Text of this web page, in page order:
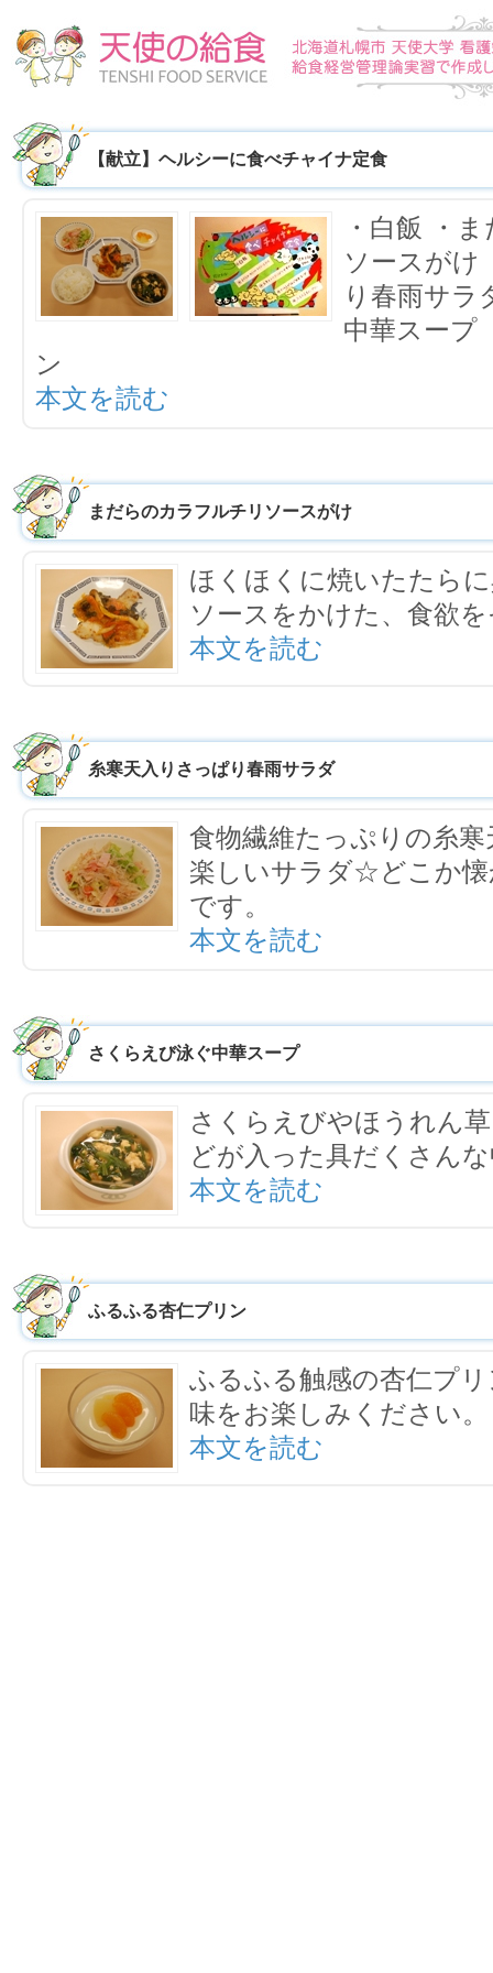
【献立】ヘルシーに食べチャイナ定食
・白飯 ・
ソースがけ
り春雨サラ
中華スープ
ン
本文を読む
まだらのカラフルチリソースがけ
ほくほくに焼いたたら
ソースをかけた、食欲
本文を読む
糸寒天入りさっぱり春雨サラダ
食物繊維たっぷりの糸
楽しいサラダ☆どこか
です。
本文を読む
さくらえび泳ぐ中華スープ
さくらえびやほうれん
どが入った具だくさん
本文を読む
ふるふる杏仁プリン
ふるふる触感の杏仁プ
味をお楽しみください。
本文を読む